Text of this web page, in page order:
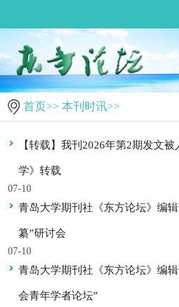
首页>> 本刊时讯>>
【转载】我刊2026年第2期发文
学》转载
07-10
青岛大学期刊社《东方论坛》编
纂”研讨会
07-10
青岛大学期刊社《东方论坛》编
会青年学者论坛”